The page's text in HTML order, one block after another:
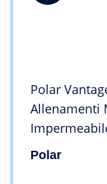
Polar
Allenamenti
Polar